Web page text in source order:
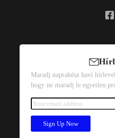
Maradj naprakész havi
hogy ne maradj le egyetlen